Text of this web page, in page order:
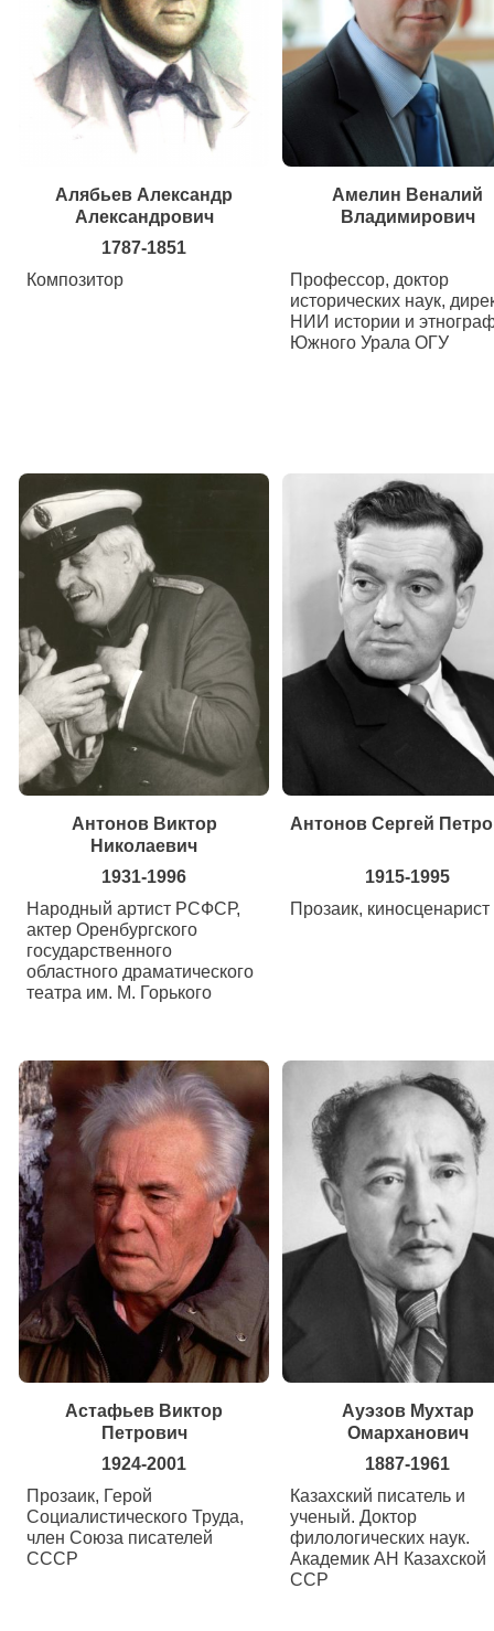
Алябьев Александр
Александрович
1787-1851
Композитор
Амелин Веналий
Владимирович
Профессор, доктор
исторических наук,
НИИ истории и
Южного Урала ОГУ
Антонов Виктор
Николаевич
1931-1996
Народный артист РСФСР,
актер Оренбургского
государственного
областного драматического
театра им. М. Горького
Антонов Сергей
1915-1995
Прозаик, киносценарист
Астафьев Виктор
Петрович
1924-2001
Прозаик, Герой
Социалистического Труда,
член Союза писателей
СССР
Ауэзов Мухтар
Омарханович
1887-1961
Казахский писатель и
ученый. Доктор
филологических наук.
Академик АН Казахской
ССР